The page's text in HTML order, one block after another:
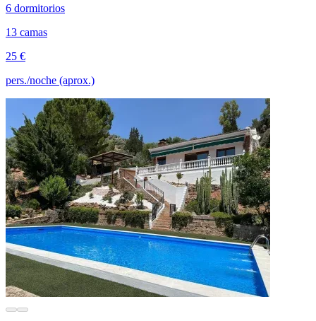
6 dormitorios
13 camas
25 €
pers./noche (aprox.)